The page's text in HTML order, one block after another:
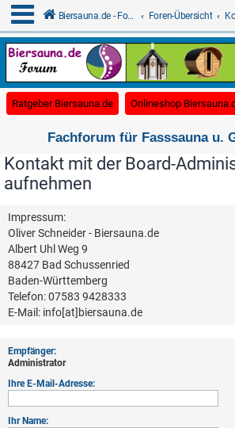
Biersauna.de - Forum für Gartensauna Foren-Übersicht
Ratgeber Biersauna.de(Opens a new tab)
Onlineshop
Fachforum für Fasssauna u.
Kontakt mit der Board-
aufnehmen
Impressum:
Oliver Schneider - Biersauna.de
Albert Uhl Weg 9
88427 Bad Schussenried
Baden-Württemberg
Telefon: 07583 9428333
E-Mail: info[at]biersauna.de
Empfänger:
Administrator
Ihre E-Mail-Adresse:
Ihr Name: